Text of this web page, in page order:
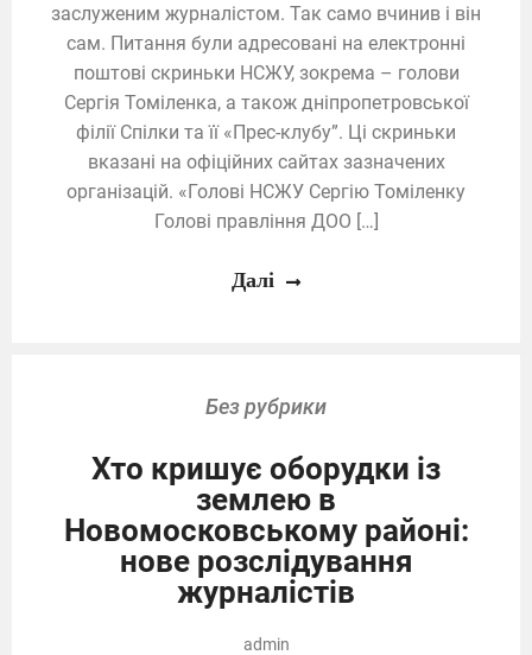
заслуженим журналістом. Так само вчинив і він
сам. Питання були адресовані на електронні
поштові скриньки НСЖУ, зокрема – голови
Сергія Томіленка, а також дніпропетровської
філії Спілки та її «Прес-клубу”. Ці скриньки
вказані на офіційних сайтах зазначених
організацій. «Голові НСЖУ Сергію Томіленку
Голові правління ДОО […]
Далі
Без рубрики
Хто кришує оборудки із
землею в
Новомосковському районі:
нове розслідування
журналістів
admin